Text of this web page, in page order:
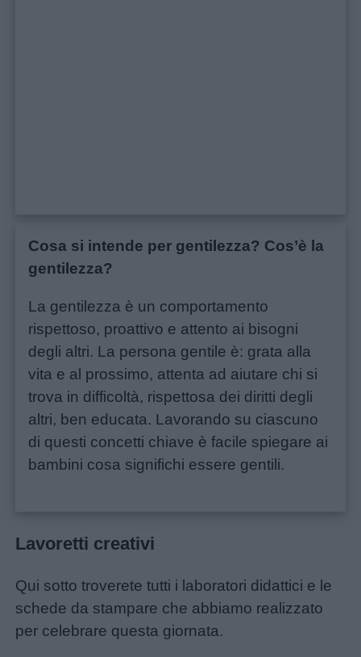
Cosa si intende per gentilezza? Cos’è la
gentilezza?
La gentilezza è un comportamento
rispettoso, proattivo e attento ai bisogni
degli altri. La persona gentile è: grata alla
vita e al prossimo, attenta ad aiutare chi si
trova in difficoltà, rispettosa dei diritti degli
altri, ben educata. Lavorando su ciascuno
di questi concetti chiave è facile spiegare ai
bambini cosa significhi essere gentili.
Lavoretti creativi
Qui sotto troverete tutti i laboratori didattici e le
schede da stampare che abbiamo realizzato
per celebrare questa giornata.